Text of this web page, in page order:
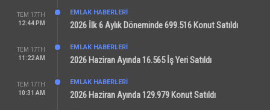
TEM 17TH
12:44 PM
EMLAK HABERLERI
2026 İlk 6 Aylık Döneminde 699.516 Konut Satıldı
TEM 17TH
11:22 AM
EMLAK HABERLERI
2026 Haziran Ayında 16.565 İş Yeri Satıldı
TEM 17TH
10:31 AM
EMLAK HABERLERI
2026 Haziran Ayında 129.979 Konut Satıldı